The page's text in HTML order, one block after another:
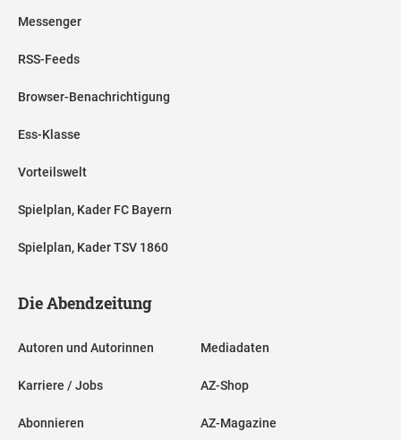
Messenger
RSS-Feeds
Browser-Benachrichtigung
Ess-Klasse
Vorteilswelt
Spielplan, Kader FC Bayern
Spielplan, Kader TSV 1860
Die Abendzeitung
Autoren und Autorinnen
Karriere / Jobs
Abonnieren
Mediadaten
AZ-Shop
AZ-Magazine